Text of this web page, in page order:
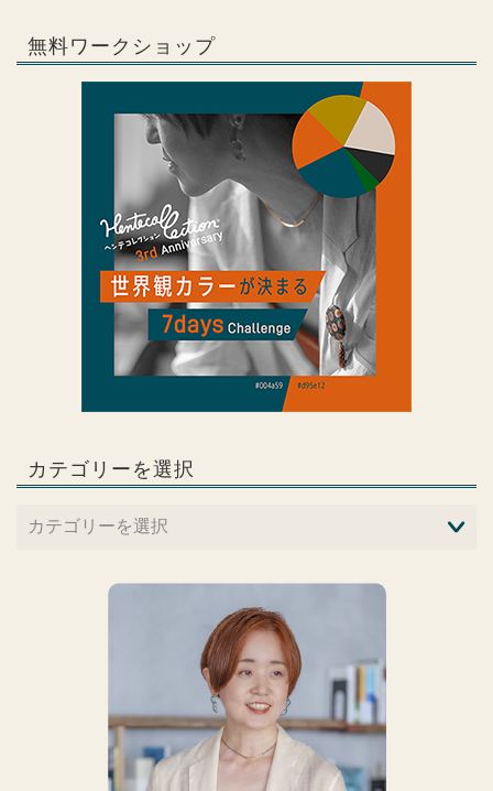
無料ワークショップ
カテゴリーを選択